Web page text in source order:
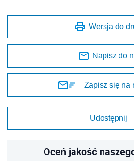
Wersja do
Napisz do
Zapisz się na
Udostępnij
Oceń jakość